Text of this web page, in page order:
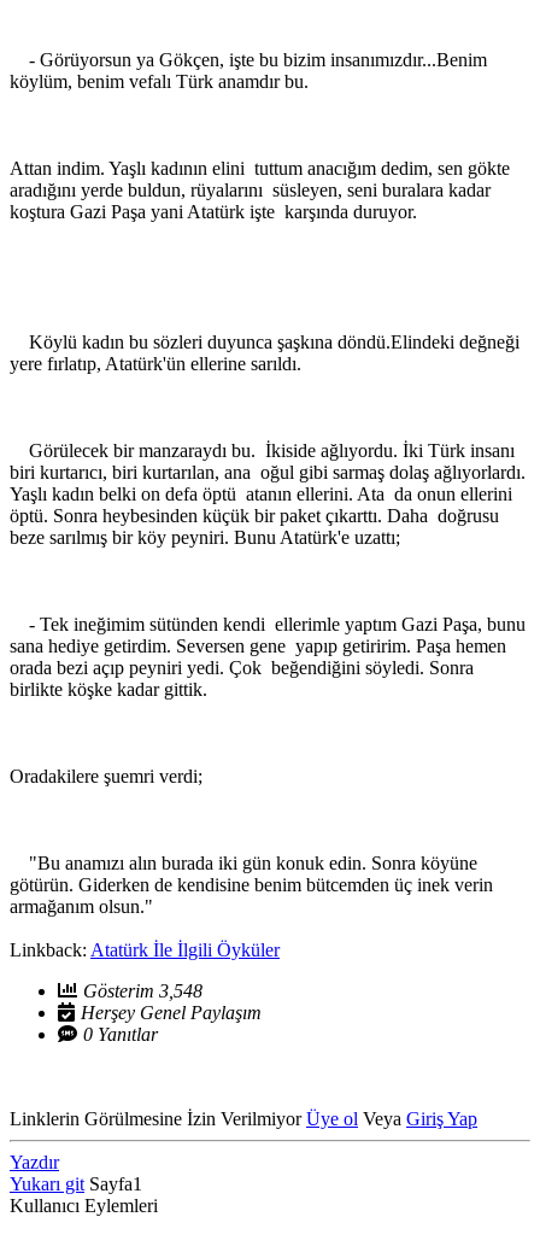
- Görüyorsun ya Gökçen, işte bu bizim insanımızdır...Benim
köylüm, benim vefalı Türk anamdır bu.
Attan indim. Yaşlı kadının elini tuttum anacığım dedim, sen gökte
aradığını yerde buldun, rüyalarını süsleyen, seni buralara kadar
koştura Gazi Paşa yani Atatürk işte karşında duruyor.
Köylü kadın bu sözleri duyunca şaşkına döndü.Elindeki değneği
yere fırlatıp, Atatürk'ün ellerine sarıldı.
Görülecek bir manzaraydı bu. İkiside ağlıyordu. İki Türk insanı
biri kurtarıcı, biri kurtarılan, ana oğul gibi sarmaş dolaş ağlıyorlardı.
Yaşlı kadın belki on defa öptü atanın ellerini. Ata da onun ellerini
öptü. Sonra heybesinden küçük bir paket çıkarttı. Daha doğrusu
beze sarılmış bir köy peyniri. Bunu Atatürk'e uzattı;
- Tek ineğimim sütünden kendi ellerimle yaptım Gazi Paşa, bunu
sana hediye getirdim. Seversen gene yapıp getiririm. Paşa hemen
orada bezi açıp peyniri yedi. Çok beğendiğini söyledi. Sonra
birlikte köşke kadar gittik.
Oradakilere şuemri verdi;
"Bu anamızı alın burada iki gün konuk edin. Sonra köyüne
götürün. Giderken de kendisine benim bütcemden üç inek verin
armağanım olsun."
Linkback: Atatürk İle İlgili Öyküler
Gösterim 3,548
Herşey Genel Paylaşım
0 Yanıtlar
Linklerin Görülmesine İzin VerilmiyorÜye ol Veya Giriş Yap
Yazdır
Yukarı git Sayfa1
Kullanıcı Eylemleri